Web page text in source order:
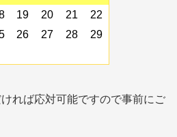
19 20 21
22
26 27 28
29
れば応対可能ですので事前にご